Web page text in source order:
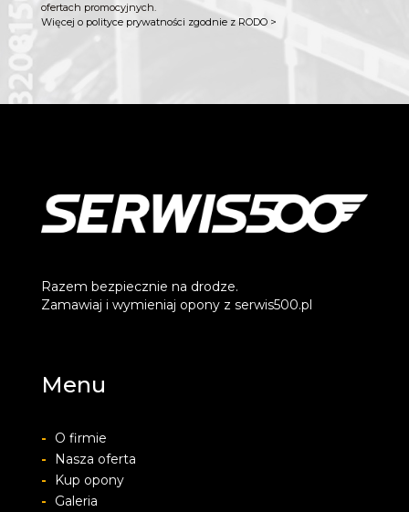
ofertach promocyjnych.
Więcej o polityce prywatności zgodnie z RODO >
Razem bezpiecznie na drodze.
Zamawiaj i wymieniaj opony z serwis500.pl
Menu
-
O firmie
-
Nasza oferta
-
Kup opony
-
Galeria